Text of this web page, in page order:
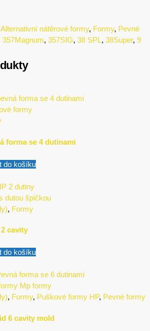
Alternativní nátěrové formy, Formy, Pevné
357Magnum, 357SIG, 38 SPL, 38Super, 9
forma se 4 dutinami
do košíku
, Formy
2 cavity
do košíku
, Formy, Puškové formy HP, Pevné formy
6 cavity mold